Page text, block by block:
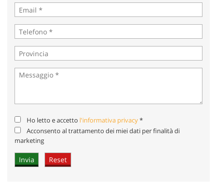
Ho letto e accetto l'informativa privacy*
Acconsento al trattamento dei miei dati per finalità di
marketing